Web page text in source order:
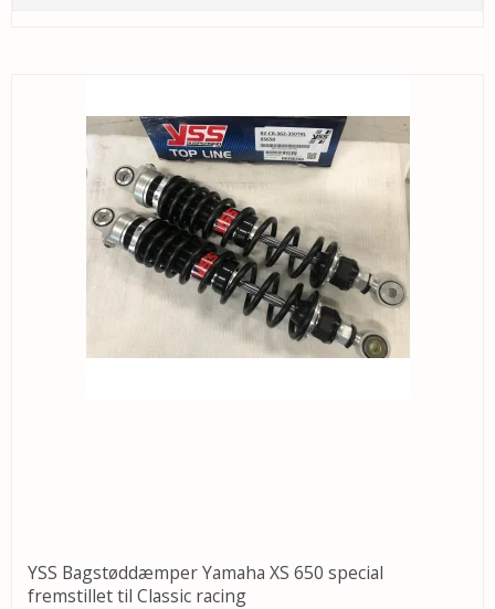
YSS Bagstøddæmper Yamaha XS 650 special
fremstillet til Classic racing